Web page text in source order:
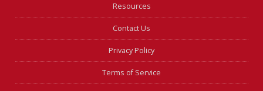
Resources
Contact Us
Privacy Policy
Terms of Service